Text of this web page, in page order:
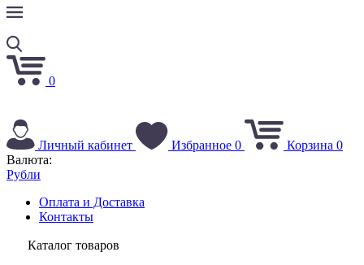
0
Личный кабинет Избранное 0 Корзина 0
Валюта:
Рубли
Оплата и Доставка
Контакты
Каталог товаров